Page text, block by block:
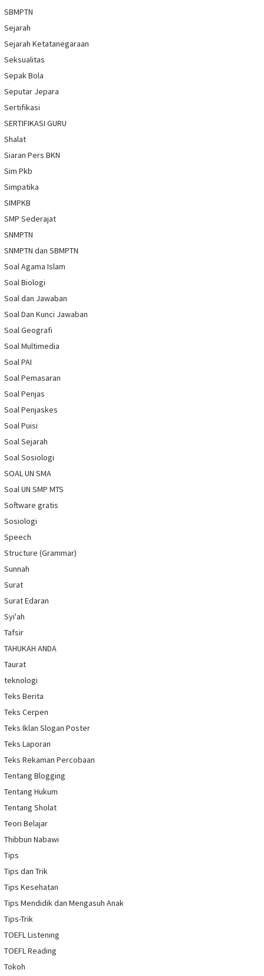
SBMPTN
Sejarah
Sejarah Ketatanegaraan
Seksualitas
Sepak Bola
Seputar Jepara
Sertifikasi
SERTIFIKASI GURU
Shalat
Siaran Pers BKN
Sim Pkb
Simpatika
SIMPKB
SMP Sederajat
SNMPTN
SNMPTN dan SBMPTN
Soal Agama Islam
Soal Biologi
Soal dan Jawaban
Soal Dan Kunci Jawaban
Soal Geografi
Soal Multimedia
Soal PAI
Soal Pemasaran
Soal Penjas
Soal Penjaskes
Soal Puisi
Soal Sejarah
Soal Sosiologi
SOAL UN SMA
Soal UN SMP MTS
Software gratis
Sosiologi
Speech
Structure (Grammar)
Sunnah
Surat
Surat Edaran
Syi'ah
Tafsir
TAHUKAH ANDA
Taurat
teknologi
Teks Berita
Teks Cerpen
Teks Iklan Slogan Poster
Teks Laporan
Teks Rekaman Percobaan
Tentang Blogging
Tentang Hukum
Tentang Sholat
Teori Belajar
Thibbun Nabawi
Tips
Tips dan Trik
Tips Kesehatan
Tips Mendidik dan Mengasuh Anak
Tips-Trik
TOEFL Listening
TOEFL Reading
Tokoh